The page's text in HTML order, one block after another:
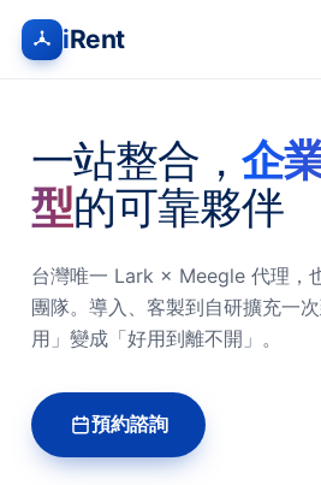
iRent
一站整合， 企
型的可靠夥伴
台灣唯一 Lark × Meegle 代理，
團隊。導入、客製到自研擴充一
用」變成「好用到離不開」。
預約諮詢